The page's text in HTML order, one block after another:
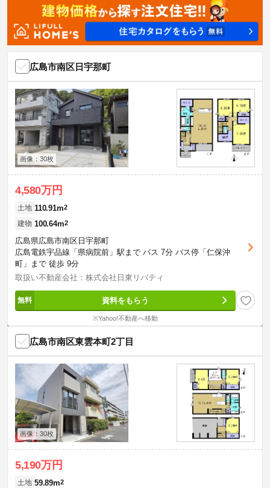
広島市南区日宇那町
画像：30枚
4,580万円
土地 110.91m2
建物 100.64m2
広島県広島市南区日宇那町
広島電鉄宇品線「県病院前」駅まで バス 7分 バス停「仁保沖
町」まで 徒歩 9分
取扱い不動産会社：株式会社日東リバティ
資料をもらう
※Yahoo!不動産へ移動
広島市南区東雲本町2丁目
画像：30枚
5,190万円
土地 59.89m2